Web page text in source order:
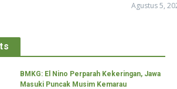
Agustus 5,
BMKG: El Nino Perparah Kekeringan, Jawa
Masuki Puncak Musim Kemarau